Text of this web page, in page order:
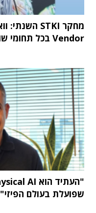
Vendor בכל תחומי שוק ה-IT
שפועלת בעולם הפיזי"